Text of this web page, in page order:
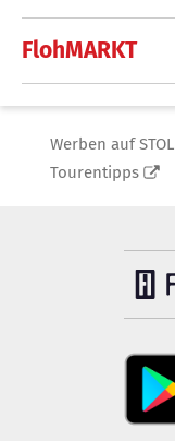
FlohMARKT
Werben auf STOL
Tourentipps